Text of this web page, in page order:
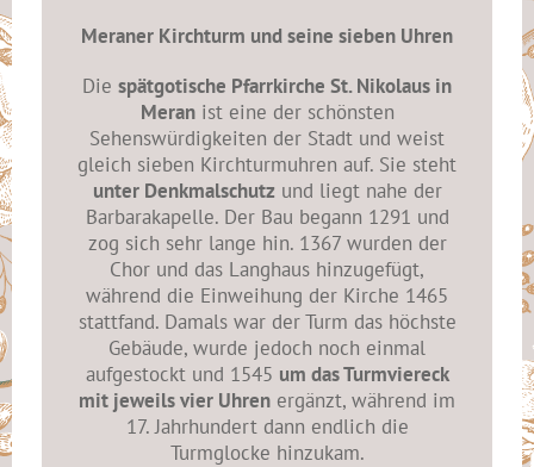
Meraner Kirchturm und seine sieben Uhren
Die spätgotische Pfarrkirche St. Nikolaus in
Meranist eine der schönsten
Sehenswürdigkeiten der Stadt und weist
gleich sieben Kirchturmuhren auf. Sie steht
unter Denkmalschutz und liegt nahe der
Barbarakapelle. Der Bau begann 1291 und
zog sich sehr lange hin. 1367 wurden der
Chor und das Langhaus hinzugefügt,
während die Einweihung der Kirche 1465
stattfand. Damals war der Turm das höchste
Gebäude, wurde jedoch noch einmal
aufgestockt und 1545 um das Turmviereck
mit jeweils vier Uhren ergänzt, während im
17. Jahrhundert dann endlich die
Turmglocke hinzukam.